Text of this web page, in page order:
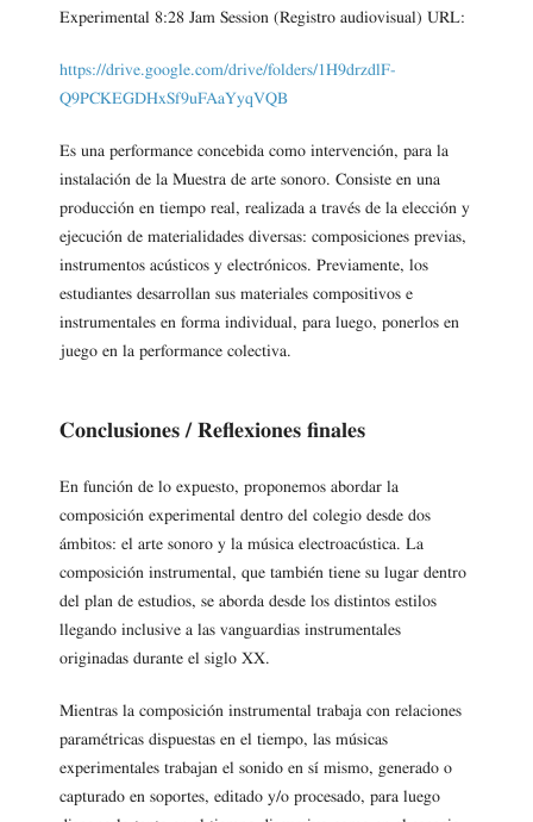
Experimental 8:28 Jam Session (Registro audiovisual) URL:
https://drive.google.com/drive/folders/1H9drzdlF-
Q9PCKEGDHxSf9uFAaYyqVQB
Es una performance concebida como intervención, para la
instalación de la Muestra de arte sonoro. Consiste en una
producción en tiempo real, realizada a través de la elección y
ejecución de materialidades diversas: composiciones previas,
instrumentos acústicos y electrónicos. Previamente, los
estudiantes desarrollan sus materiales compositivos e
instrumentales en forma individual, para luego, ponerlos en
juego en la performance colectiva.
Conclusiones / Reflexiones finales
En función de lo expuesto, proponemos abordar la
composición experimental dentro del colegio desde dos
ámbitos: el arte sonoro y la música electroacústica. La
composición instrumental, que también tiene su lugar dentro
del plan de estudios, se aborda desde los distintos estilos
llegando inclusive a las vanguardias instrumentales
originadas durante el siglo XX.
Mientras la composición instrumental trabaja con relaciones
paramétricas dispuestas en el tiempo, las músicas
experimentales trabajan el sonido en sí mismo, generado o
capturado en soportes, editado y/o procesado, para luego